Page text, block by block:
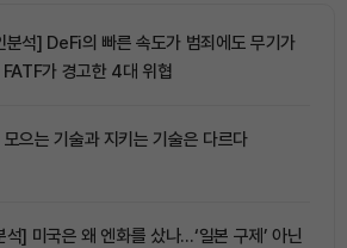
분석] DeFi의 빠른 속도가 범죄에도 무기가
가 경고한 4대 위협
으는 기술과 지키는 기술은 다르다
석] 미국은 왜 엔화를 샀나…‘일본 구제’ 아닌